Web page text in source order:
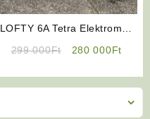
LOFTY 6A Tetra Elektromos
299 000Ft
Original
was:
280 000Ft
is: